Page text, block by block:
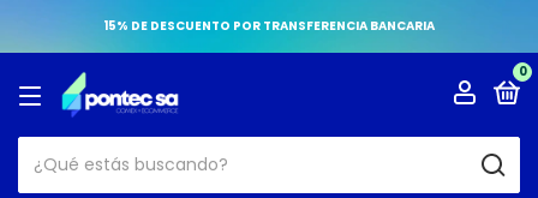
15% DE DESCUENTO POR TRANSFERENCIA BANCARIA
0